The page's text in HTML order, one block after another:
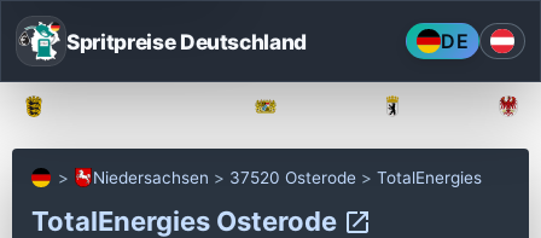
Spritpreise Deutschland DE
Niedersachsen 37520 Osterode TotalEnergies
TotalEnergies Osterode